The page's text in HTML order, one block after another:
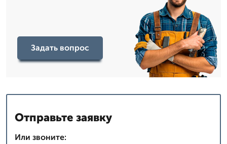
Задать вопрос
Отправьте заявку
Или звоните: